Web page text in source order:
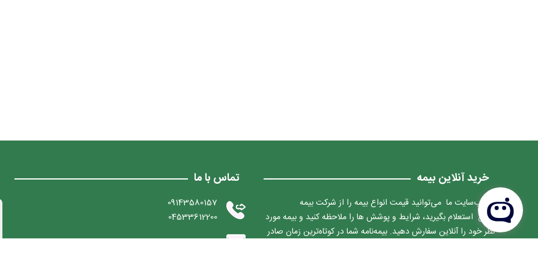
خرید آنلاین بیمه
در وب‌سایت ما می‌توانید قیمت انواع بیمه را از شرکت بیمه
ایران استعلام بگیرید، شرایط و پوشش ها را ملاحظه کنید و بیمه مورد
نظر خود را آنلاین سفارش دهید. بیمه‌نامه شما در کوتاه‌ترین زمان صادر
تماس با ما
09143580157
04533612200
otobime36423@yahoo.com